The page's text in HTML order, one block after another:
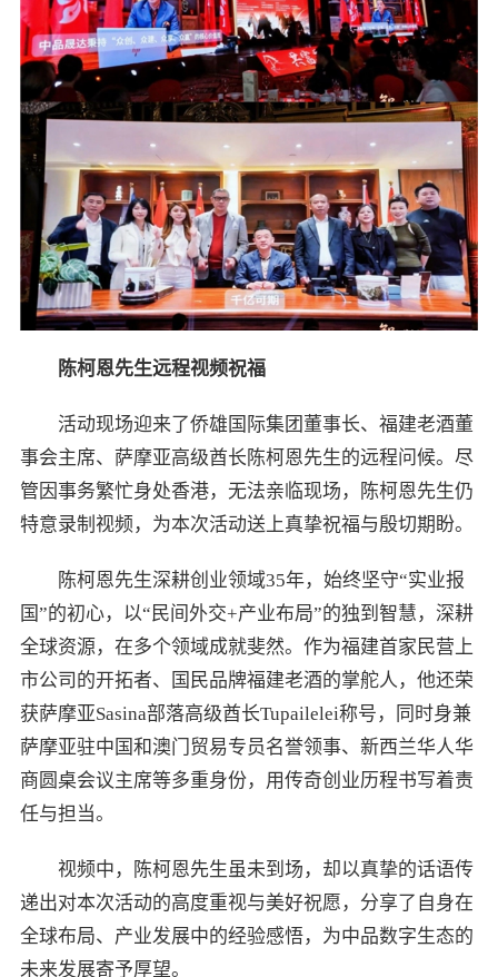
陈柯恩先生远程视频祝福
活动现场迎来了侨雄国际集团董事长、福建老酒董
事会主席、萨摩亚高级酋长陈柯恩先生的远程问候。尽
管因事务繁忙身处香港，无法亲临现场，陈柯恩先生仍
特意录制视频，为本次活动送上真挚祝福与殷切期盼。
陈柯恩先生深耕创业领域35年，始终坚守“实业报
国”的初心，以“民间外交+产业布局”的独到智慧，深耕
全球资源，在多个领域成就斐然。作为福建首家民营上
市公司的开拓者、国民品牌福建老酒的掌舵人，他还荣
获萨摩亚Sasina部落高级酋长Tupailelei称号，同时身兼
萨摩亚驻中国和澳门贸易专员名誉领事、新西兰华人华
商圆桌会议主席等多重身份，用传奇创业历程书写着责
任与担当。
视频中，陈柯恩先生虽未到场，却以真挚的话语传
递出对本次活动的高度重视与美好祝愿，分享了自身在
全球布局、产业发展中的经验感悟，为中品数字生态的
未来发展寄予厚望。